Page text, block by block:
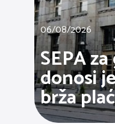
06/08/2026
SEPA
donosi
brža